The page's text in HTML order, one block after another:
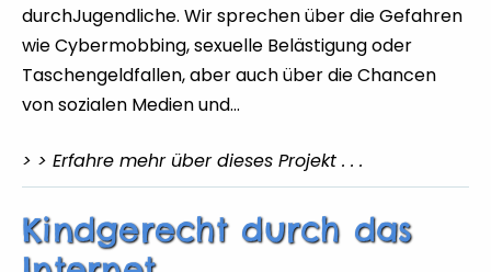
durchJugendliche. Wir sprechen über die Gefahren
wie Cybermobbing, sexuelle Belästigung oder
Taschengeldfallen, aber auch über die Chancen
von sozialen Medien und…
> > Erfahre mehr über dieses Projekt . . .
Kindgerecht durch das